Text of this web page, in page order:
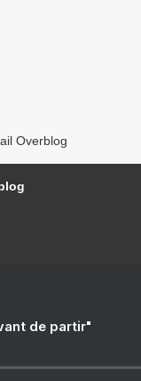
Overblog
de partir"